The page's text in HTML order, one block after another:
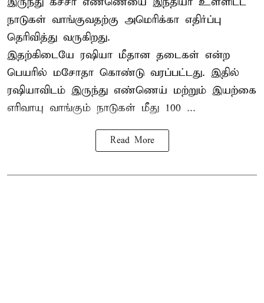
நாடுகள் வாங்குவதற்கு அமெரிக்கா எதிர்ப்பு
தெரிவித்து வருகிறது.
இதற்கிடையே ரஷியா மீதான தடைகள் என்ற
பெயரில் மசோதா கொண்டு வரப்பட்டது. இதில்
ரஷியாவிடம் இருந்து எண்ணெய் மற்றும் இயற்கை
எரிவாயு வாங்கும் நாடுகள் மீது 100 ...
Read More